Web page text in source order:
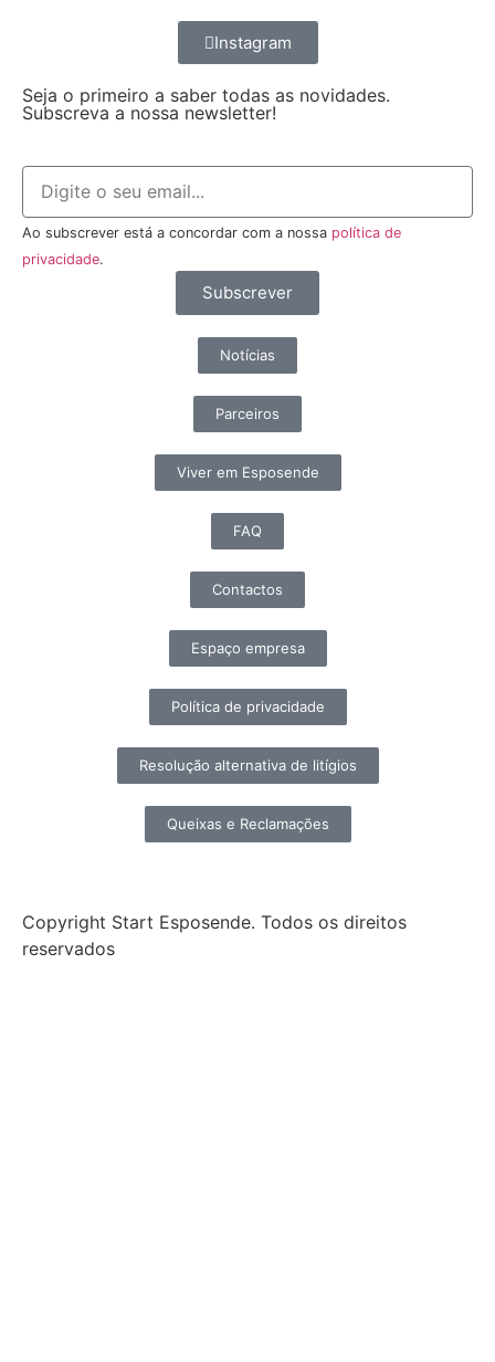
Instagram
Seja o primeiro a saber todas as novidades.
Subscreva a nossa newsletter!
Ao subscrever está a concordar com a nossa política de
privacidade.
Subscrever
Notícias
Parceiros
Viver em Esposende
FAQ
Contactos
Espaço empresa
Política de privacidade
Resolução alternativa de litígios
Queixas e Reclamações
Copyright Start Esposende. Todos os direitos
reservados